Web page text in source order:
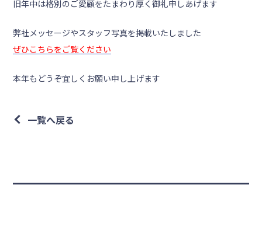
旧年中は格別のご愛顧をたまわり厚く御礼申しあげます
弊社メッセージやスタッフ写真を掲載いたしました
ぜひこちらをご覧ください
本年もどうぞ宜しくお願い申し上げます
一覧へ戻る